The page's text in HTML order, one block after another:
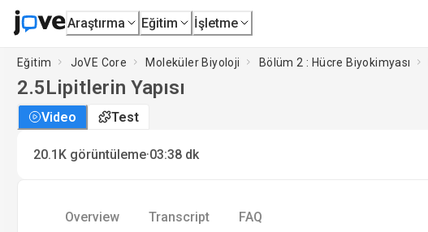
Araştırma Eğitim İşletme
Eğitim JoVE Core Moleküler Biyoloji Bölüm 2 : Hücre Biyokimyası
2.5Lipitlerin Yapısı
Video Test
20.1K görüntüleme·03:38 dk
Overview Transcript FAQ